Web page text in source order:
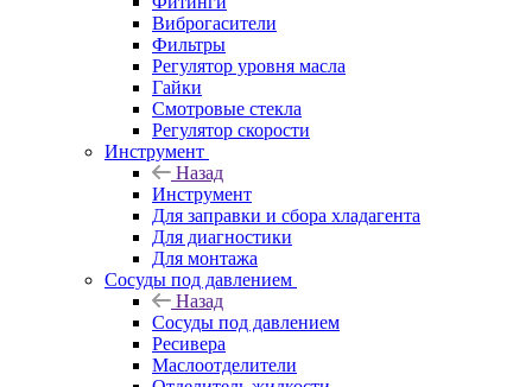
Виброгасители
Фильтры
Регулятор уровня масла
Гайки
Смотровые стекла
Регулятор скорости
Инструмент
Назад
Инструмент
Для заправки и сбора хладагента
Для диагностики
Для монтажа
Сосуды под давлением
Назад
Сосуды под давлением
Ресивера
Маслоотделители